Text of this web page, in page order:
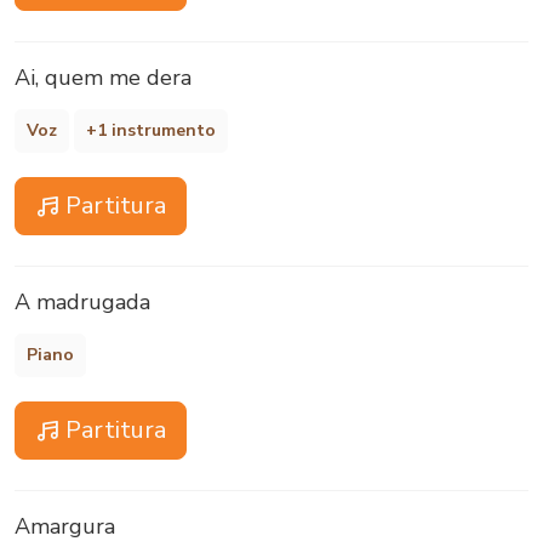
Ai, quem me dera
Voz +1 instrumento
Partitura
A madrugada
Piano
Partitura
Amargura